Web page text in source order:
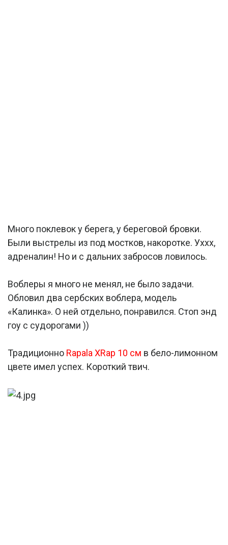
Много поклевок у берега, у береговой бровки.
Были выстрелы из под мостков, накоротке. Уххх,
адреналин! Но и с дальних забросов ловилось.
Воблеры я много не менял, не было задачи.
Обловил два сербских воблера, модель
«Калинка». О ней отдельно, понравился. Стоп энд
гоу с судорогами ))
Традиционно Rapala XRap 10 см в бело-лимонном
цвете имел успех. Короткий твич.